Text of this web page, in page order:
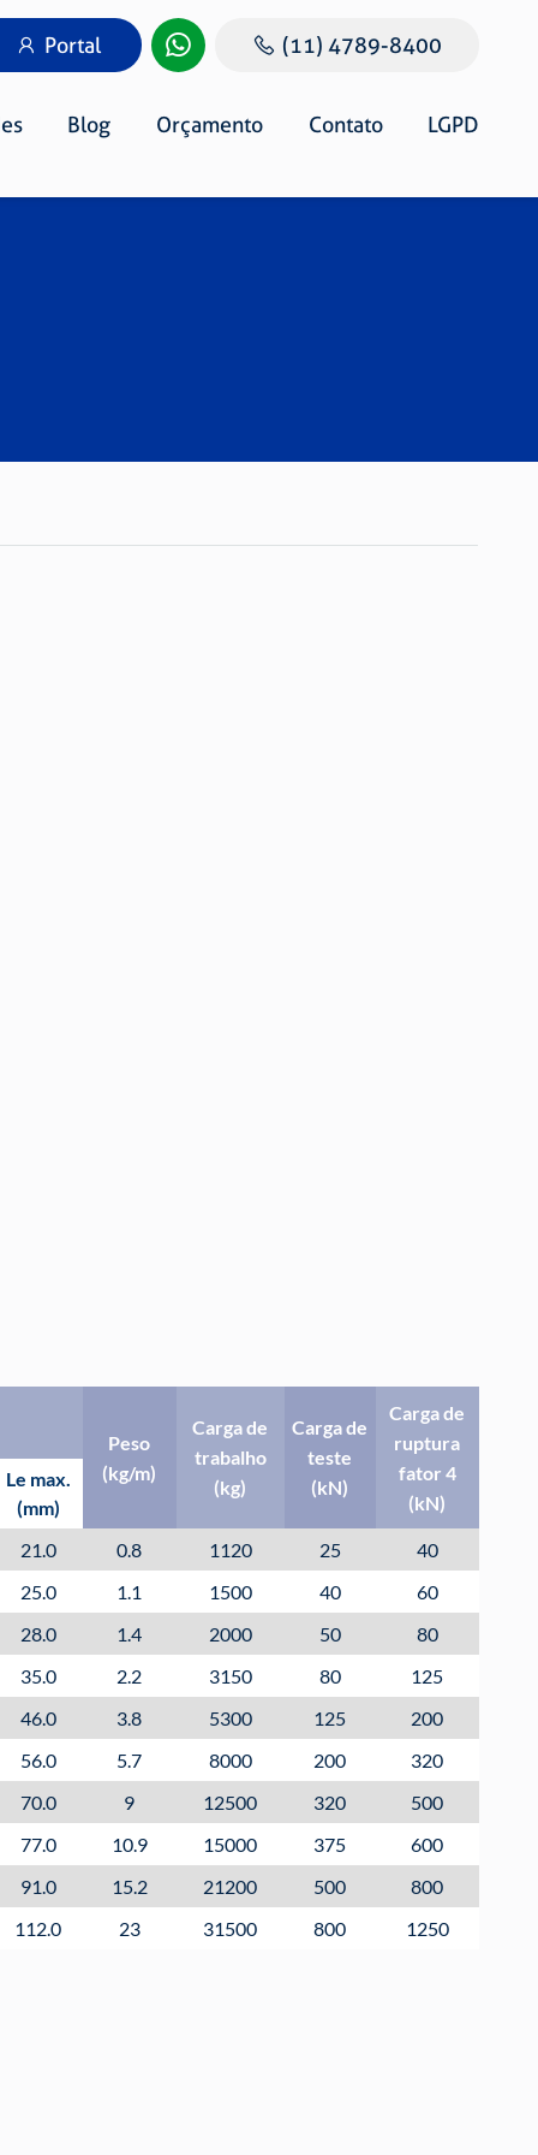
Portal (11) 4789-8400
Blog Orçamento Contato LGPD
Peso
(kg/m)
Carga de
trabalho
(kg)
Carga de
teste
(kN)
Carga de
ruptura
fator 4
(kN)
Le max.
(mm)
21.0 0.8 1120 25
40
25.0 1.1 1500 40
60
28.0 1.4 2000 50
80
35.0 2.2 3150 80
125
46.0 3.8 5300 125
200
56.0 5.7 8000 200
320
70.0 9 12500 320
500
77.0 10.9 15000 375
600
91.0 15.2 21200 500
800
112.0 23 31500 800 1250